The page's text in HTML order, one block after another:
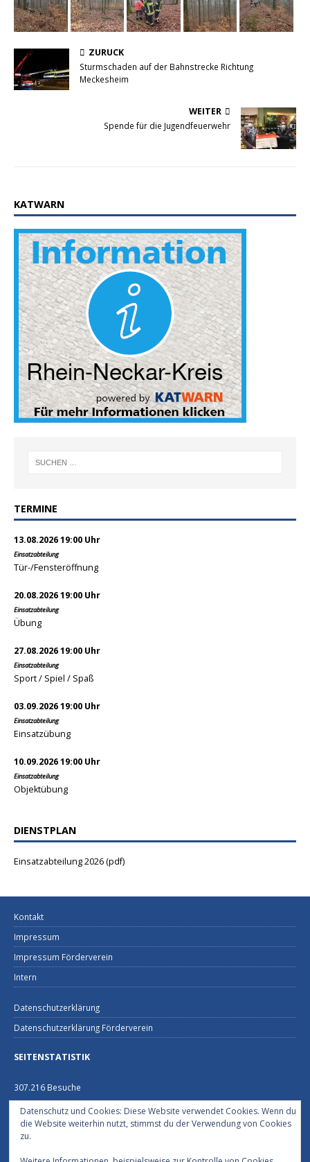
ZURÜCK
Sturmschaden auf der Bahnstrecke Richtung
Meckesheim
WEITER
Spende für die Jugendfeuerwehr
KATWARN
TERMINE
13.08.2026 19:00 Uhr
Einsatzabteilung
Tür-/Fensteröffnung
20.08.2026 19:00 Uhr
Einsatzabteilung
Übung
27.08.2026 19:00 Uhr
Einsatzabteilung
Sport / Spiel / Spaß
03.09.2026 19:00 Uhr
Einsatzabteilung
Einsatzübung
10.09.2026 19:00 Uhr
Einsatzabteilung
Objektübung
DIENSTPLAN
Einsatzabteilung 2026 (pdf)
Kontakt
Impressum
Impressum Förderverein
Intern
Datenschutzerklärung
Datenschutzerklärung Förderverein
SEITENSTATISTIK
307.216 Besuche
FEUERWEHRHAUS NECKARGEMÜND
Schützenhausstraße 2
69151 Neckargemünd
Datenschutz und Cookies: Diese Website verwendet Cookies. Wenn du
die Website weiterhin nutzt, stimmst du der Verwendung von Cookies
zu.